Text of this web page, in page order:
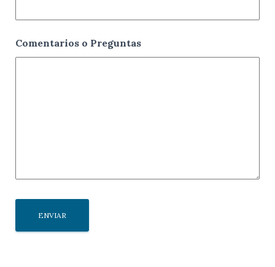
Comentarios o Preguntas